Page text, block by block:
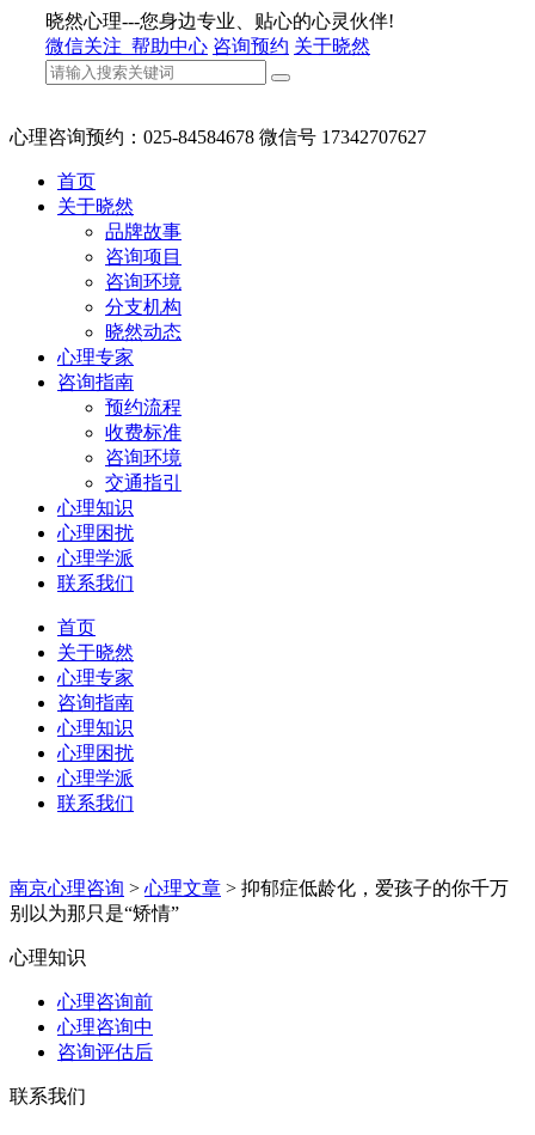
晓然心理---您身边专业、贴心的心灵伙伴!
微信关注 帮助中心 咨询预约 关于晓然
心理咨询预约：025-84584678 微信号 17342707627
首页
关于晓然
品牌故事
咨询项目
咨询环境
分支机构
晓然动态
心理专家
咨询指南
预约流程
收费标准
咨询环境
交通指引
心理知识
心理困扰
心理学派
联系我们
首页
关于晓然
心理专家
咨询指南
心理知识
心理困扰
心理学派
联系我们
南京心理咨询 > 心理文章 > 抑郁症低龄化，爱孩子的你千万
别以为那只是“矫情”
心理知识
心理咨询前
心理咨询中
咨询评估后
联系我们